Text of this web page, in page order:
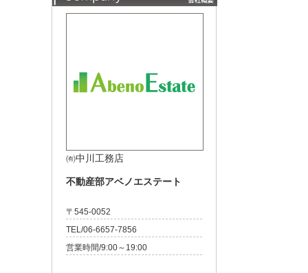
㈲中川工務店
不動産部アベノエステート
〒545-0052
TEL/06-6657-7856
営業時間/9:00～19:00